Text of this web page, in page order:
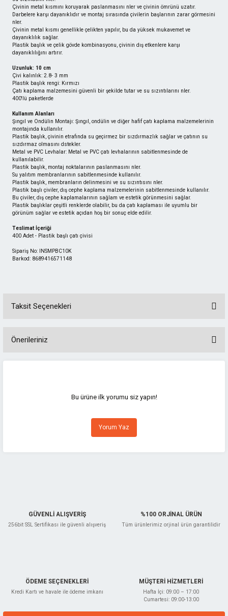
Çivinin metal kısmını koruyarak paslanmasını nler ve çivinin ömrünü uzatır.
Darbelere karşı dayanıklıdır ve montaj sırasında çivilerin başlarının zarar görmesini
nler.
Çivinin metal kısmı genellikle çelikten yapılır, bu da yüksek mukavemet ve
dayanıklılık sağlar.
Plastik başlık ve çelik gövde kombinasyonu, çivinin dış etkenlere karşı
dayanıklılığını artırır.
Uzunluk: 10 cm
Çivi kalınlık: 2.8- 3 mm
Plastik başlık rengi: Kırmızı
Çatı kaplama malzemesini güvenli bir şekilde tutar ve su sızıntılarını nler.
400'lü paketlerde
Kullanım Alanları
Şıngıl ve Ondülin Montajı: Şıngıl, ondülin ve diğer hafif çatı kaplama malzemelerinin
montajında kullanılır.
Plastik başlık, çivinin etrafında su geçirmez bir sızdırmazlık sağlar ve çatının su
sızdırmaz olmasını dstekler.
Metal ve PVC Levhalar: Metal ve PVC çatı levhalarının sabitlenmesinde de
kullanılabilir.
Plastik başlık, montaj noktalarının paslanmasını nler.
Su yalıtım membranlarının sabitlenmesinde kullanılır.
Plastik başlık, membranların delinmesini ve su sızıntısını nler.
Plastik başlı çiviler, dış cephe kaplama malzemelerinin sabitlenmesinde kullanılır.
Bu çiviler, dış cephe kaplamalarının sağlam ve estetik görünmesini sağlar.
Plastik başlıklar çeşitli renklerde olabilir, bu da çatı kaplaması ile uyumlu bir
görünüm sağlar ve estetik açıdan hoş bir sonuç elde edilir.
Teslimat İçeriği
400 Adet - Plastik başlı çatı çivisi
Sipariş No: INSMPBC10K
Barkod: 8689416571148
Taksit Seçenekleri
Önerileriniz
Görüş ve önerileriniz için teşekkür ederiz.
Ürün resmi kalitesiz, bozuk veya görüntülenemiyor.
Ürün açıklamasında eksik bilgiler bulunuyor.
Bu ürüne ilk yorumu siz yapın!
Yorum Yaz
GÜVENLİ ALIŞVERİŞ
256bit SSL Sertifikası ile güvenli alışveriş
%100 ORJİNAL ÜRÜN
Tüm ürünlerimiz orjinal ürün garantilidir
ÖDEME SEÇENEKLERİ
Kredi Kartı ve havale ile ödeme imkanı
MÜŞTERİ HİZMETLERİ
Hafta İçi: 09:00 – 17:00
Cumartesi: 09:00-13:00